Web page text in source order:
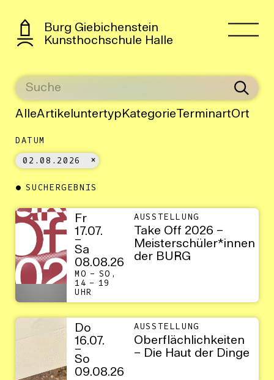
Burg Giebichenstein
Kunsthochschule Halle
AlleArtikeluntertyp KategorieTerminartOrt
DATUM
02.08.2026
SUCHERGEBNIS
Fr
17.07.
–
Sa
08.08.26
MO – SO,
14 – 19
UHR
AUSSTELLUNG
Take Off 2026 –
Meisterschüler*innen
der BURG
Do
16.07.
–
So
09.08.26
AUSSTELLUNG
Oberflächlichkeiten
– Die Haut der Dinge